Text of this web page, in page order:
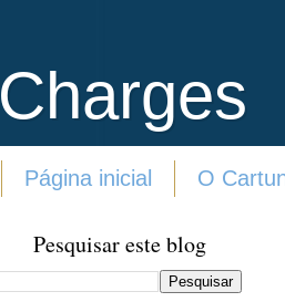
Charges
Página inicial O
Pesquisar este blog